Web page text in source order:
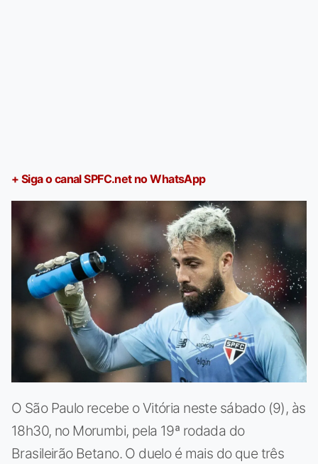
+ Siga o canal SPFC.net no WhatsApp
O São Paulo recebe o Vitória neste sábado (9), às
18h30, no Morumbi, pela 19ª rodada do
Brasileirão Betano. O duelo é mais do que três